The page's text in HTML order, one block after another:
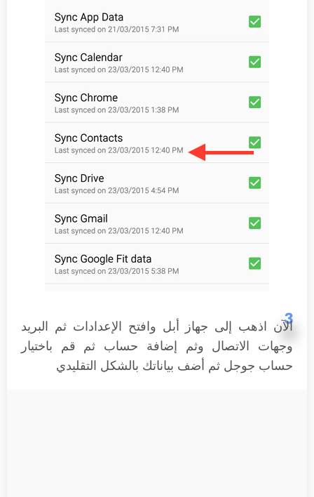
3
الآن اذهب إلى جهاز أبل وافتح الإعدادات ثم البريد
وجهات الاتصال وثم إضافة حساب ثم قم باختيار
حساب جوجل ثم أضف بياناتك بالشكل التقليدي